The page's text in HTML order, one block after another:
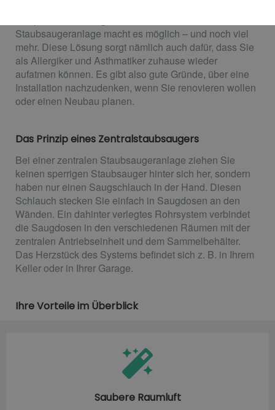
Staubsaugeranlage macht es möglich – und noch viel
mehr. Diese Lösung sorgt nämlich auch dafür, dass Sie
als Allergiker und Asthmatiker zuhause wieder
aufatmen können. Es gibt also gute Gründe, über eine
Installation nachzudenken, wenn Sie renovieren wollen
oder einen Neubau planen.
Das Prinzip eines Zentralstaubsaugers
Bei einer zentralen Staubsaugeranlage ziehen Sie
keinen sperrigen Staubsauger hinter sich her, sondern
haben nur einen Saugschlauch in der Hand. Diesen
Schlauch stecken Sie einfach in Saugdosen an den
Wänden. Ein dahinter verlegtes Rohrsystem verbindet
die Saugdosen in den verschiedenen Räumen mit der
zentralen Antriebseinheit und dem Sammelbehälter.
Das Herzstück des Systems befindet sich z. B. in Ihrem
Keller oder in Ihrer Garage.
Ihre Vorteile im Überblick
Saubere Raumluft